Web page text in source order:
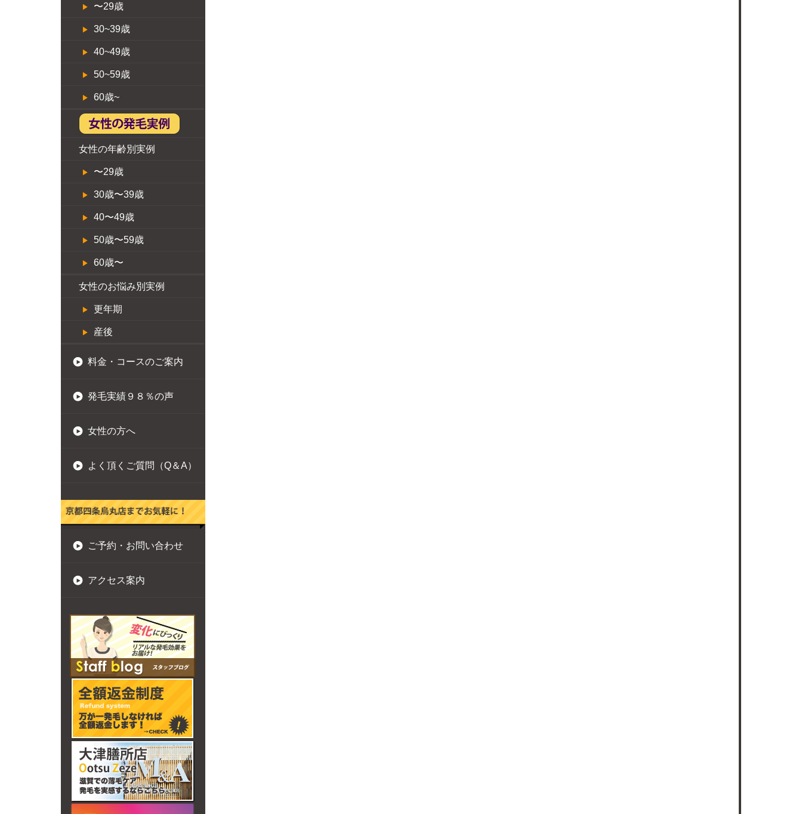
〜29歳
30~39歳
40~49歳
50~59歳
60歳~
女性の年齢別実例
〜29歳
30歳〜39歳
40〜49歳
50歳〜59歳
60歳〜
女性のお悩み別実例
更年期
産後
料金・コースのご案内
発毛実績９８％の声
女性の方へ
よく頂くご質問（Q＆A）
ご予約・お問い合わせ
アクセス案内